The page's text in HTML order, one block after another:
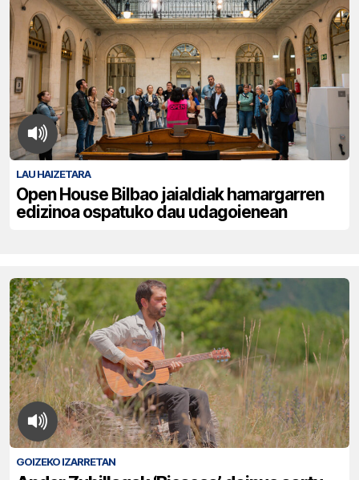
LAU HAIZETARA
Open House Bilbao jaialdiak hamargarren
edizinoa ospatuko dau udagoienean
GOIZEKO IZARRETAN